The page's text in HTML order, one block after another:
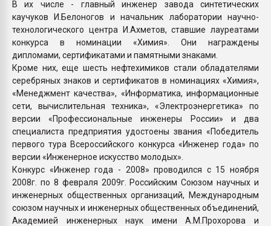
В их числе - главный инженер завода синтетических
каучуков И.Белоногов и начальник лаборатории научно-
технологического центра И.Ахметов, ставшие лауреатами
конкурса в номинации «Химия». Они награждены
дипломами, сертификатами и памятными знаками.
Кроме них, еще шесть нефтехимиков стали обладателями
серебряных знаков и сертификатов в номинациях «Химия»,
«Менеджмент качества», «Информатика, информационные
сети, вычислительная техника», «Электроэнергетика» по
версии «Профессиональные инженеры России» и два
специалиста предприятия удостоены звания «Победитель
первого тура Всероссийского конкурса «Инженер года» по
версии «Инженерное искусство молодых».
Конкурс «Инженер года - 2008» проводился с 15 ноября
2008г. по 8 февраля 2009г. Российским Союзом научных и
инженерных общественных организаций, Международным
союзом научных и инженерных общественных объединений,
Академией инженерных наук имени А.М.Прохорова и